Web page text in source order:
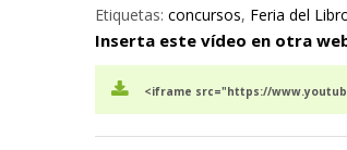
Etiquetas: concursos, Feria del
Inserta este vídeo en otra
<iframe src="https://